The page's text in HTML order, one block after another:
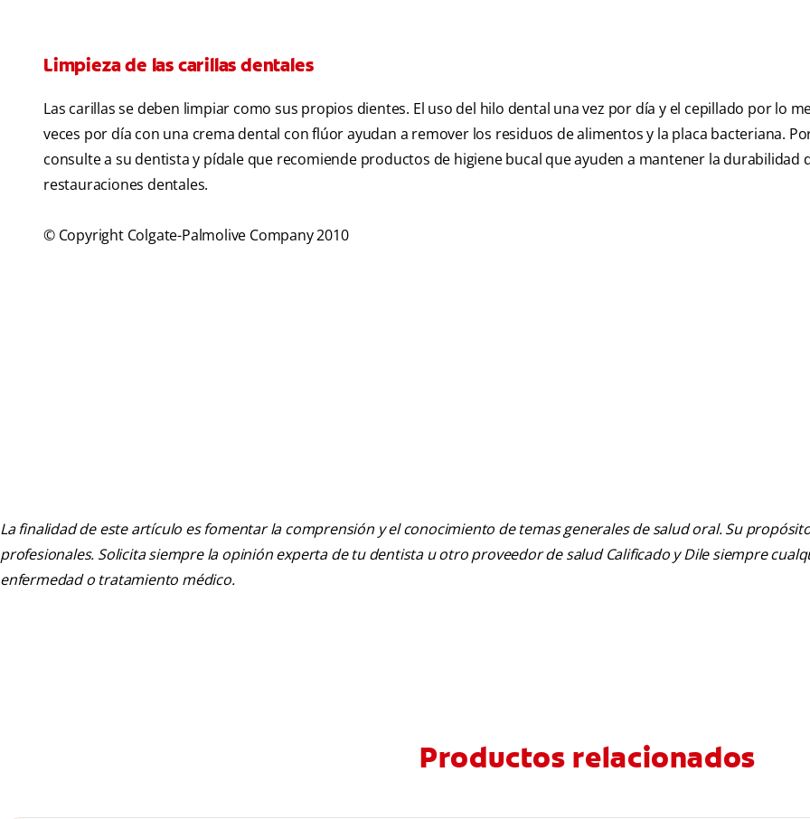
Limpieza de las carillas dentales
Las carillas se deben limpiar como sus propios dientes. El uso del hilo dental una vez por día y el cepillado por lo
veces por día con una crema dental con flúor ayudan a remover los residuos de alimentos y la placa bacteriana.
consulte a su dentista y pídale que recomiende productos de higiene bucal que ayuden a mantener la durabilidad
restauraciones dentales.
© Copyright Colgate-Palmolive Company 2010
La finalidad de este artículo es fomentar la comprensión y el conocimiento de temas generales de salud oral. Su
profesionales. Solicita siempre la opinión experta de tu dentista u otro proveedor de salud Calificado y Dile siempre
enfermedad o tratamiento médico.
Productos relacionados